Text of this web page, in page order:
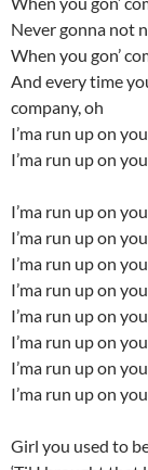
Never gonna not
When you gon’
And every time
company, oh
I’ma run up on you
I’ma run up on you
I’ma run up on you
I’ma run up on you
I’ma run up on you
I’ma run up on you
I’ma run up on you
I’ma run up on you
I’ma run up on you
I’ma run up on you
Girl you used to